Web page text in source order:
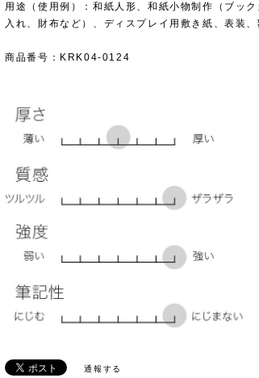
用途（使用例）：和紙人形、和紙小物制作（ブッ
入れ、財布など）、ディスプレイ用敷き紙、表装、
商品番号：KRK04-0124
通報する